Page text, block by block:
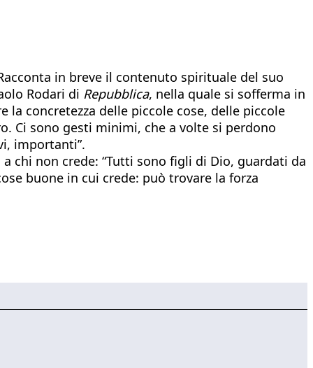
in breve il contenuto spirituale del suo
Rodari di Repubblica, nella quale si sofferma in
concretezza delle piccole cose, delle piccole
Ci sono gesti minimi, che a volte si perdono
importanti”.
chi non crede: “Tutti sono figli di Dio, guardati da
buone in cui crede: può trovare la forza